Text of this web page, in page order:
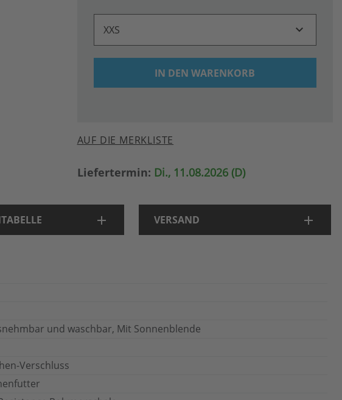
XXS
IN DEN WARENKORB
AUF DIE MERKLISTE
Liefertermin: Di., 11.08.2026 (D)
und waschbar, Mit Sonnenblende
Verschluss
VERSAND